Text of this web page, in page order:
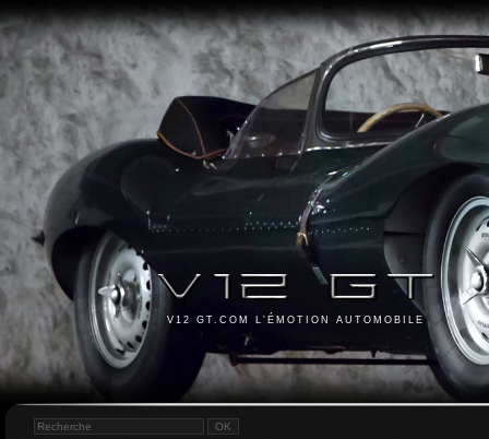
V12 GT.COM L'ÉMOTION AUTOMOBILE